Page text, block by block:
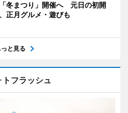
冬まつり」開催へ 元日の初開
正月グルメ・遊びも
っと見る
トフラッシュ